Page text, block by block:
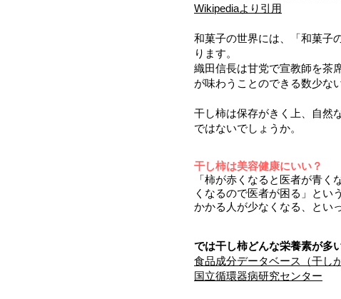
Wikipediaより引用
和菓子の世界には、「和菓子
ります。
織田信長は甘党で宣教師を茶
が味わうことのできる数少な
干し柿は保存がきく上、自然
ではないでしょうか。
干し柿は美容健康にいい？
「柿が赤くなると医者が青
くなるので医者が困る」とい
かかる人が少なくなる、とい
では干し柿どんな栄養素が多
食品成分データベース（干し
国立循環器病研究センター